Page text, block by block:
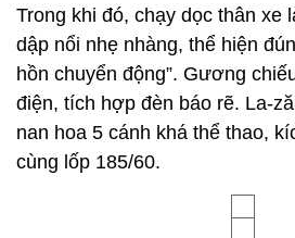
Trong khi đó, chạy dọc thân xe
dập nổi nhẹ nhàng, thể hiện
hồn chuyển động”. Gương
điện, tích hợp đèn báo rẽ. La-
nan hoa 5 cánh khá thể thao,
cùng lốp 185/60.